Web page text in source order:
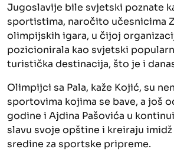
Jugoslavije bile svjetski poznate
sportistima, naročito učesnicima
olimpijskih igara, u čijoj
pozicionirala kao svjetski
turistička destinacija, što je i
Olimpijci sa Pala, kaže Kojić, su
sportovima kojima se bave, a još
godine i Ajdina Pašovića u
slavu svoje opštine i kreiraju imidž
sredine za sportske pripreme.